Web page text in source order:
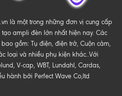
là một trong những đơn vị cung cấp
ampli đèn lớn nhất hiện nay. Các
gồm: Tụ điện, điện trở, Cuộn cảm,
loại và nhiều phụ kiện khác..Với
V-cap, WBT, Lundahl, Cardas,
hành bởi Perfect Wave Co,ltd